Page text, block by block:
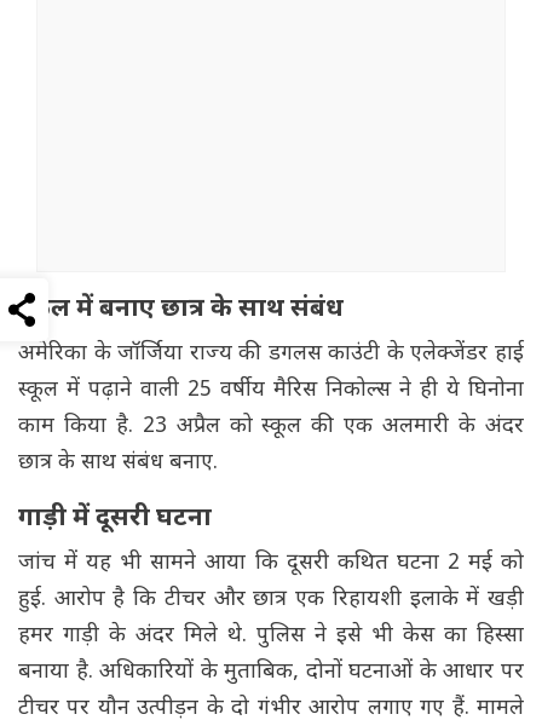
स्कूल में बनाए छात्र के साथ संबंध
अमेरिका के जॉर्जिया राज्य की डगलस काउंटी के एलेक्जेंडर हाई
स्कूल में पढ़ाने वाली 25 वर्षीय मैरिस निकोल्स ने ही ये घिनोना
काम किया है. 23 अप्रैल को स्कूल की एक अलमारी के अंदर
छात्र के साथ संबंध बनाए.
गाड़ी में दूसरी घटना
जांच में यह भी सामने आया कि दूसरी कथित घटना 2 मई को
हुई. आरोप है कि टीचर और छात्र एक रिहायशी इलाके में खड़ी
हमर गाड़ी के अंदर मिले थे. पुलिस ने इसे भी केस का हिस्सा
बनाया है. अधिकारियों के मुताबिक, दोनों घटनाओं के आधार पर
टीचर पर यौन उत्पीड़न के दो गंभीर आरोप लगाए गए हैं. मामले